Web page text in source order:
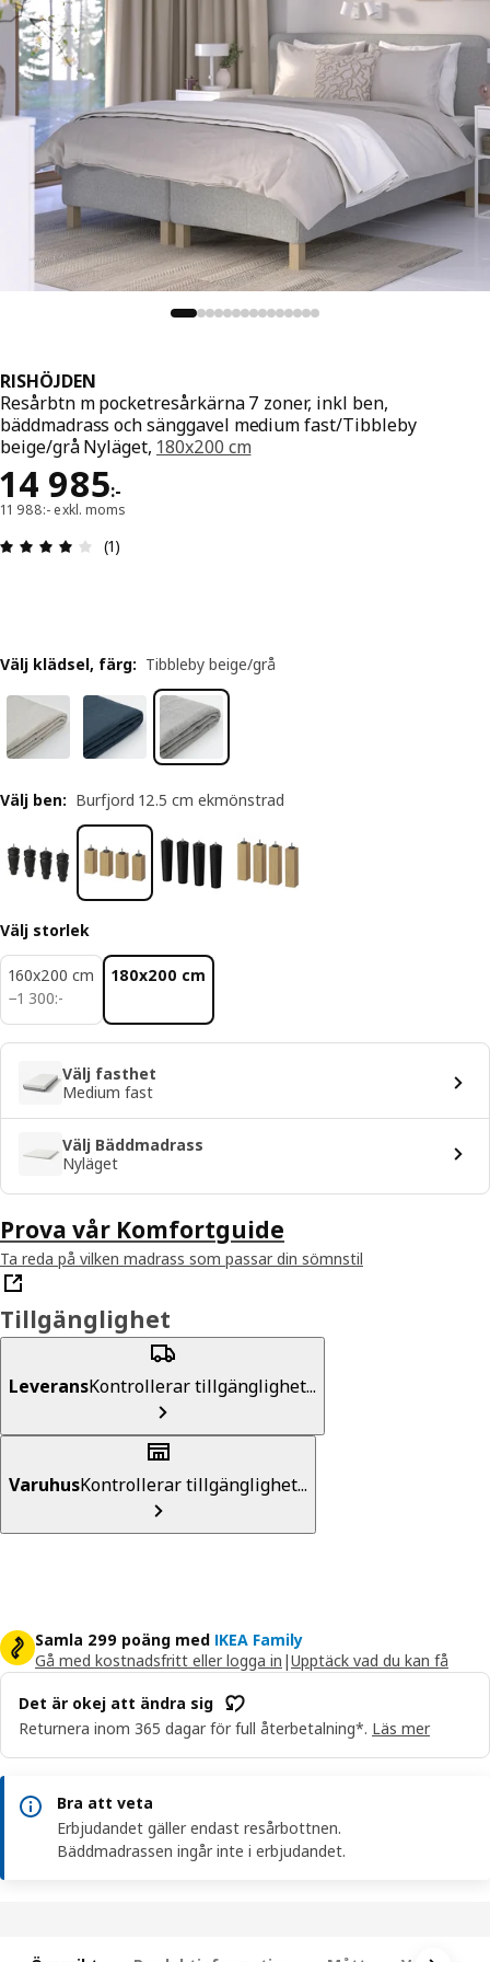
RISHÖJDEN
Resårbtn m pocketresårkärna 7 zoner, inkl ben,
bäddmadrass och sänggavel medium fast/Tibbleby
beige/grå Nyläget, 180x200 cm
14 985:-
Pris 14985:-
11 988:- exkl. moms
Recension: 4 utav 5 stjärnor. Totalt antal
(1)
Välj klädsel, färg: Tibbleby beige/grå
Välj ben: Burfjord 12.5 cm ekmönstrad
Välj storlek
160x200 cm
−1 300:-
1300:-
180x200 cm
Välj fasthet
Medium fast
Välj Bäddmadrass
Nyläget
Prova vår Komfortguide
Ta reda på vilken madrass som passar din sömnstil
Tillgänglighet
LeveransKontrollerar tillgänglighet...
VaruhusKontrollerar tillgänglighet...
Samla 299 poäng med IKEA Family
Gå med kostnadsfritt eller logga in |Upptäck vad du kan få
Det är okej att ändra sig
Returnera inom 365 dagar för full återbetalning*. Läs mer
Bra att veta
Erbjudandet gäller endast resårbottnen.
Bäddmadrassen ingår inte i erbjudandet.